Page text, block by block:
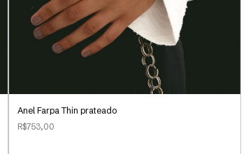
Anel Farpa Thin prateado
R$753,00